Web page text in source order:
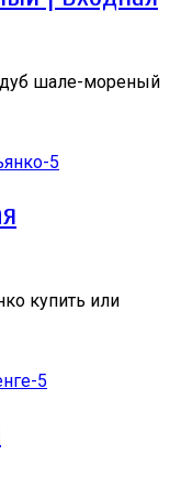
дуб шале-мореный
купить или